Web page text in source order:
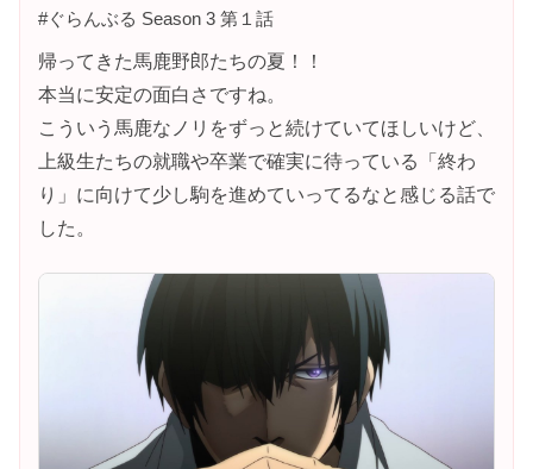
#ぐらんぶる Season 3 第１話
帰ってきた馬鹿野郎たちの夏！！
本当に安定の面白さですね。
こういう馬鹿なノリをずっと続けていてほしいけど、
上級生たちの就職や卒業で確実に待っている「終わ
り」に向けて少し駒を進めていってるなと感じる話で
した。